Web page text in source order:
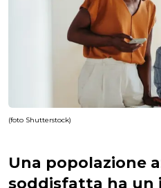
(foto Shutterstock)
Una popolazione
soddisfatta ha